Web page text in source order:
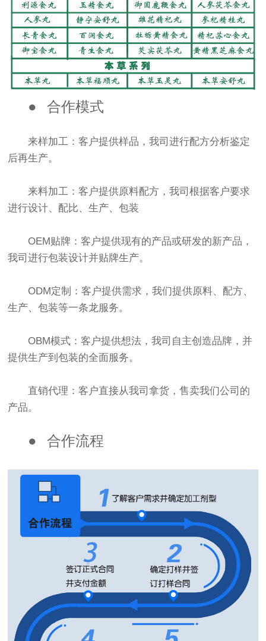
●合作模式
来样加工：客户提供样品，我司进行配方分析鉴定
后再生产。
来料加工：客户提供原料配方，我司根据客户要求
进行设计、配比、生产、包装
OEM贴牌：客户提供现有的产品或研发的新产品，
我司进行包装设计并贴牌生产。
ODM定制：客户提供需求，我们提供原料、配方、
生产、包装等一条龙服务。
OBM模式：客户提供想法，我司自主创造品牌，并
提供生产到包装的全面服务。
直销代理：客户直接从我司拿货，售卖我们公司的
产品。
●合作流程